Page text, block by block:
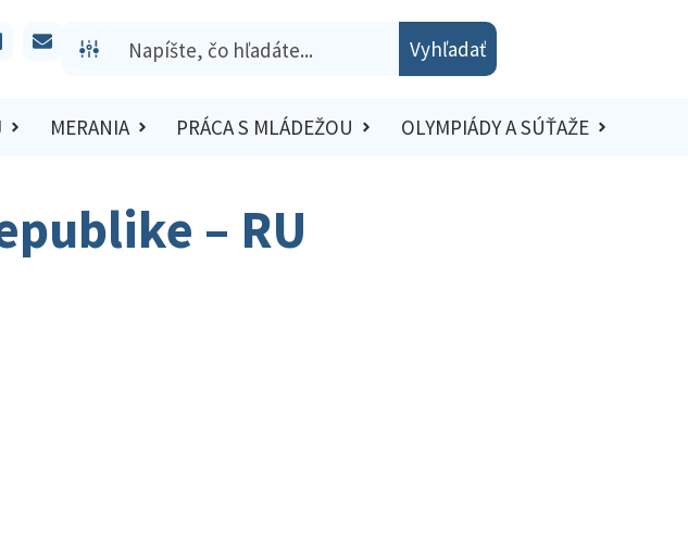
Vyhľadať
MERANIA PRÁCA S MLÁDEŽOU OLYMPIÁDY A SÚŤAŽE
– RU